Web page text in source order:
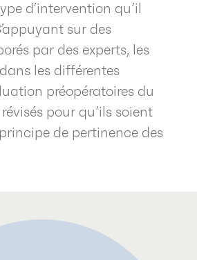
d’intervention qu’il
sur des
par des experts, les
les différentes
préopératoires du
pour qu’ils soient
de pertinence des